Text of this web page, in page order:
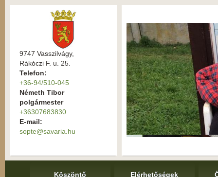
9747 Vasszilvágy,
Rákóczi F. u. 25.
Telefon:
+36-94/510-045
Németh Tibor
polgármester
+36307683830
E-mail:
sopte@savaria.hu
Köszöntő Elérhetőségek